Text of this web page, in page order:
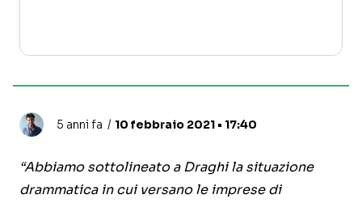
5 anni fa 10 febbraio 2021 • 17:40
“Abbiamo sottolineato a Draghi la situazione
drammatica in cui versano le imprese di